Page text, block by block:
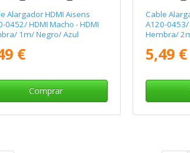
Alargador HDMI Aisens
0452/ HDMI Macho - HDMI
1m/ Negro/ Azul
€
Comprar
Cable
A120-0453/
Hembra/
5,49 €